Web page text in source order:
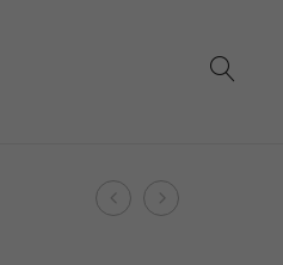
Product
Dohe
Dohe